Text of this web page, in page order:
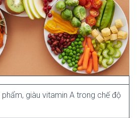
giàu vitamin A trong chế độ